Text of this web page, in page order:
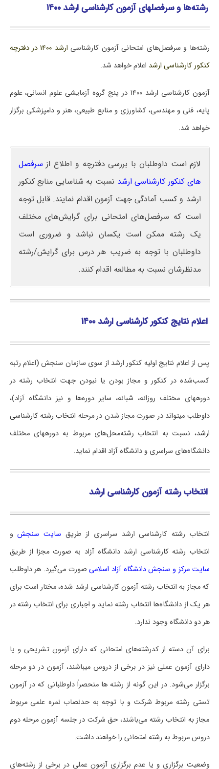
رشته‌ها و سرفصل‎های آزمون کارشناسی ارشد ۱۴۰۰
رشته‌ها و سرفصل‌های امتحانی آزمون کارشناسی
ارشد ۱۴۰۰ در دفترچه
کنکور کارشناسی ارشد اعلام خواهد شد.
آزمون کارشناسی ارشد ۱۴۰۰ در پنج گروه آزمایشی علوم انسانی، علوم
پایه، فنی و مهندسی، کشاورزی و منابع طبیعی، هنر و دامپزشکی برگزار
خواهد شد.
لازم است داوطلبان با بررسی دفترچه و اطلاع از سرفصل
های کنکور کارشناسی ارشد نسبت به شناسایی منابع کنکور
ارشد و کسب آمادگی جهت آزمون اقدام نمایند. قابل توجه
است که سرفصل‌های امتحانی برای گرایش‌های مختلف
یک رشته ممکن است یکسان نباشد و ضروری است
داوطلبان با توجه به ضریب هر درس برای گرایش/رشته
مدنظرشان نسبت به مطالعه اقدام کنند.
اعلام نتایج کنکور کارشناسی ارشد ۱۴۰۰
پس از اعلام نتایج اولیه کنکور ارشد از سوی سازمان سنجش (اعلام رتبه
کسب‌شده در کنکور و مجاز بودن یا نبودن جهت انتخاب رشته در
دوره‎های مختلف روزانه، شبانه، سایر دوره‌ها و نیز دانشگاه آزاد)،
داوطلب می‎تواند در صورت مجاز شدن در مرحله
انتخاب رشته کارشناسی
ارشد
، نسبت به انتخاب رشته‌محل‌های مربوط به دوره‎های مختلف
دانشگاه‌های سراسری و دانشگاه آزاد اقدام نماید.
انتخاب رشته آزمون کارشناسی ارشد
انتخاب رشته کارشناسی ارشد سراسری از طریق سایت سنجشو
انتخاب رشته کارشناسی ارشد دانشگاه آزاد به صورت مجزا از طریق
سایت مرکز و سنجش دانشگاه آزاد اسلامی صورت می‌گیرد. هر داوطلب
که مجاز به انتخاب رشته آزمون کارشناسی ارشد شده، مختار است برای
هر یک از دانشگاه‌ها انتخاب رشته نماید و اجباری برای انتخاب رشته در
هر دو دانشگاه وجود ندارد.
برای آن دسته از کدرشته‌های امتحانی که دارای آزمون تشریحی و یا
دارای آزمون عملی نیز در برخی از دروس می‎باشند، آزمون در دو مرحله
برگزار می‌شود. در این گونه از رشته ها منحصراً داوطلبانی که در آزمون
تستی رشته مربوط شرکت و با توجه به حدنصاب نمره علمی مربوط
مجاز به انتخاب رشته می‌باشند، حق شرکت در جلسه آزمون مرحله دوم
دروس مربوط به رشته امتحانی را خواهند داشت.
وضعیت برگزاری و یا عدم برگزاری آزمون عملی در برخی از رشته‌های